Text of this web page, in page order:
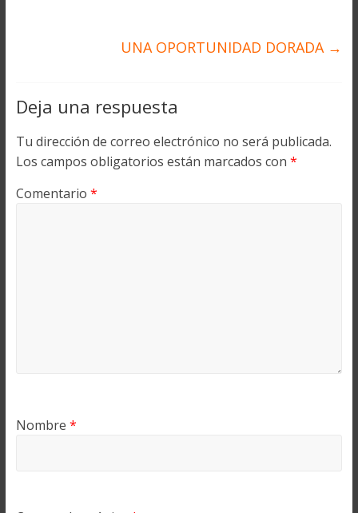
UNA OPORTUNIDAD DORADA →
Deja una respuesta
Tu dirección de correo electrónico no será publicada.
Los campos obligatorios están marcados con *
Comentario *
Nombre *